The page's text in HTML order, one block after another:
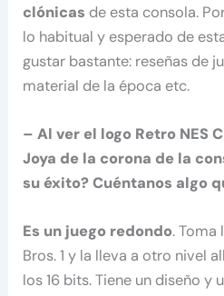
clónicas de esta consola.
lo habitual y esperado de
gustar bastante: reseñas de
material de la época etc.
– Al ver el logo Retro NES
Joya de la corona de la
su éxito? Cuéntanos algo
Es un juego redondo. Toma
Bros. 1 y la lleva a otro nivel
los 16 bits. Tiene un diseño y